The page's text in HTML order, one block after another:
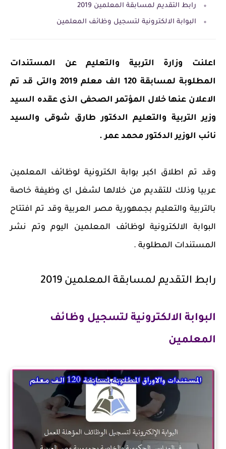
رابط التقديم لمسابقة المعلمين 2019
البوابة الالكترونية لتسجيل وظائف المعلمين
اعلنت وزارة التربية والتعليم عن المستندات
المطلوبة لمسابقة 120 الف معلم 2019 والتى قد تم
الاعلان عنها خلال المؤتمر الصحفى الذى عقده السيد
وزير التربية والتعليم الدكتور طارق شوقى والسيد
نائب الوزير الدكتور محمد عمر .
وقد تم اطلاق اكبر بوابة الكترونية لوظائف المعلمين
عربيا وذلك للتقديم من خلالها لشغل اى وظيفة خاصة
بالتربية والتعليم بجمهورية مصر العربية وقد تم افتتاح
البوابة الالكترونية لوظائف المعلمين اليوم وتم نشر
المستندات المطلوبة .
رابط التقديم لمسابقة المعلمين 2019
البوابة الالكترونية لتسجيل وظائف
المعلمين